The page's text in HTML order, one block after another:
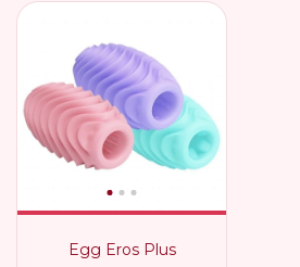
Egg Eros Plus